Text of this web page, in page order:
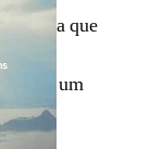
que
um